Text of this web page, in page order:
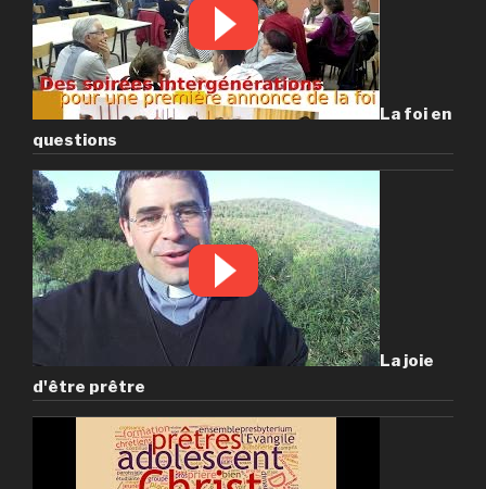
La foi en
questions
La joie
d'être prêtre